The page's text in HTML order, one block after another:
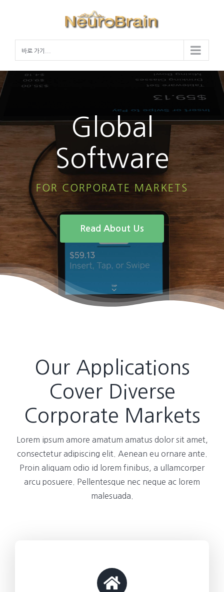
바로 가기...
Global
Software
FOR CORPORATE MARKETS
Read About Us
Our Applications
Cover Diverse
Corporate Markets
Lorem ipsum amore amatum amatus dolor sit amet,
consectetur adipiscing elit. Aenean eu ornare ante.
Proin aliquam odio id lorem finibus, a ullamcorper
arcu posuere. Pellentesque nec neque ac lorem
malesuada.